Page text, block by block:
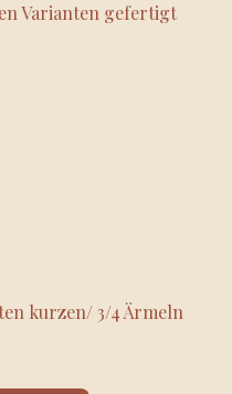
Varianten gefertigt
kurzen/ 3/4 Ärmeln